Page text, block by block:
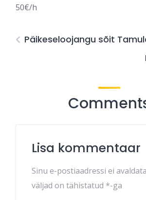
50€/h
Päikeseloojangu sõit
Lisa kommentaar
Sinu e-postiaadressi ei
väljad on tähistatud *-ga